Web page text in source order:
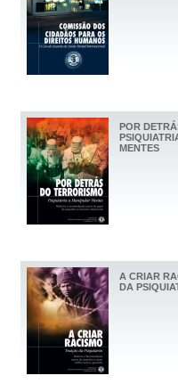
POR
MENTES
A CRIAR
DA